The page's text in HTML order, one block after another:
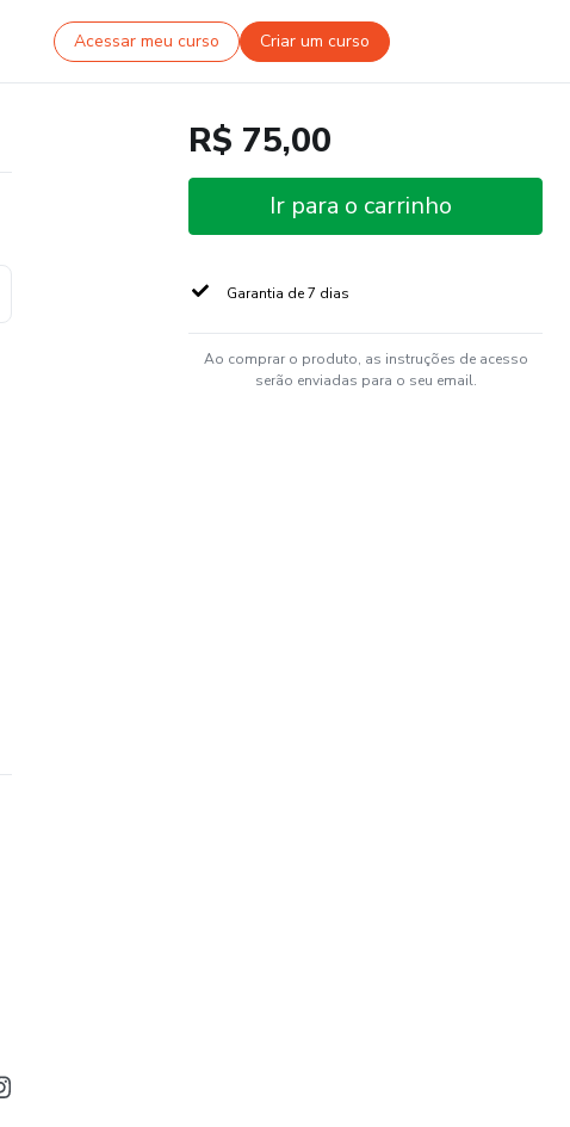
Acessar meu curso Criar um curso
R$ 75,00
Ir para o carrinho
Garantia de 7 dias
Ao comprar o produto, as instruções de acesso
serão enviadas para o seu email.